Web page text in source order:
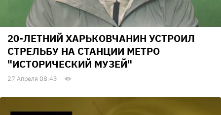
20-ЛЕТНИЙ ХАРЬКОВЧАНИН УСТРОИЛ
СТРЕЛЬБУ НА СТАНЦИИ МЕТРО
"ИСТОРИЧЕСКИЙ МУЗЕЙ"
27 Апреля 08:43